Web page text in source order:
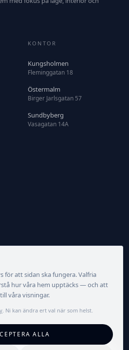
KONTOR
Kungsholmen
Fleminggatan 18
Östermalm
Birger Jarlsgatan 57
Sundbyberg
Vasagatan 14A
VillkorCookieinställningar
för att sidan ska fungera. Valfria
hur våra hem upptäcks — och att
våra visningar.
. Ni kan ändra ert val när som helst.
ALLA